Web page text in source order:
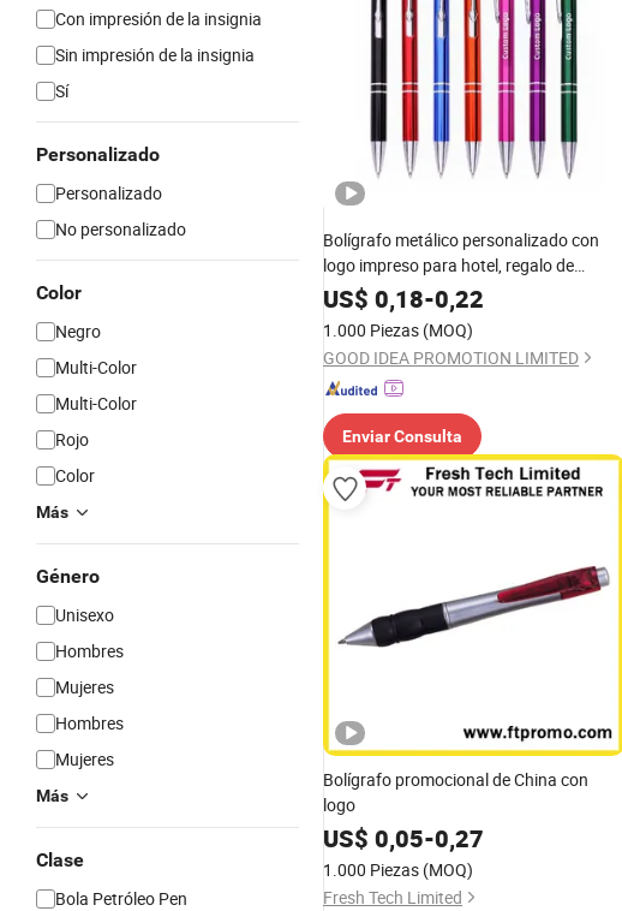
Con impresión de la insignia
Sin impresión de la insignia
Sí
Personalizado
Personalizado
No personalizado
Color
Negro
Multi-Color
Multi-Color
Rojo
Color
Más
Género
Unisexo
Hombres
Mujeres
Hombres
Mujeres
Más
Clase
Bola Petróleo Pen
Bolígrafo metálico personalizado con
logo impreso para hotel, regalo de
negocios
US$ 0,18-0,22
1.000 Piezas (MOQ)
GOOD IDEA PROMOTION LIMITED
Enviar Consulta
Bolígrafo promocional de China con
logo
US$ 0,05-0,27
1.000 Piezas (MOQ)
Fresh Tech Limited